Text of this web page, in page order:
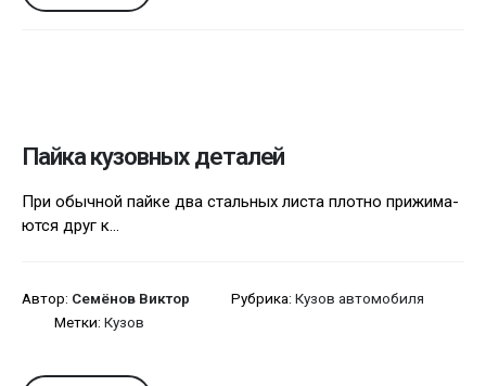
Пайка кузовных деталей
При обычной пайке два стальных листа плотно прижима­
ются друг к...
Автор: Семёнов Виктор Рубрика: Кузов автомобиля
Метки: Кузов